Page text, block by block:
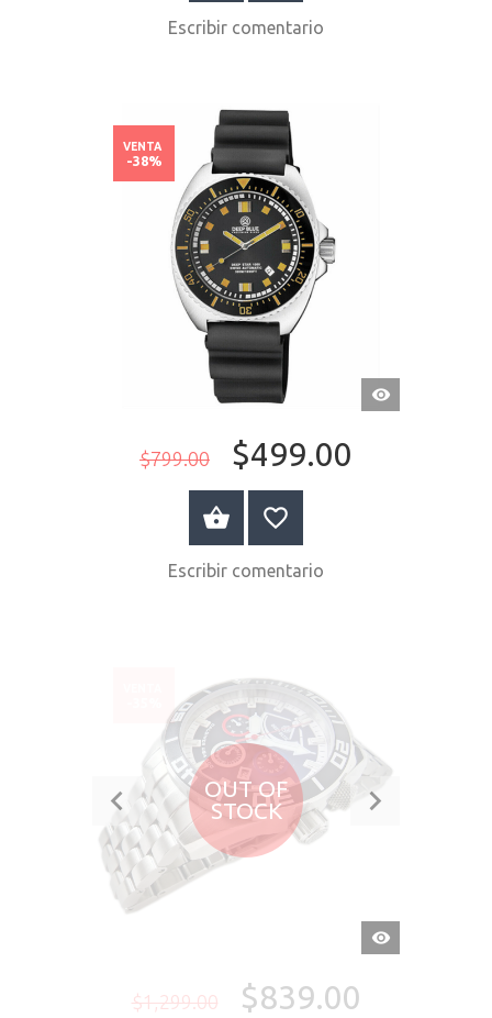
Escribir comentario
VISTA
RÁPIDA
$799.00 $499.00
VENTA
-38%
COMPRAR AHORA
Escribir comentario
OUT OF
STOCK
VISTA
RÁPIDA
$1,299.00 $839.00